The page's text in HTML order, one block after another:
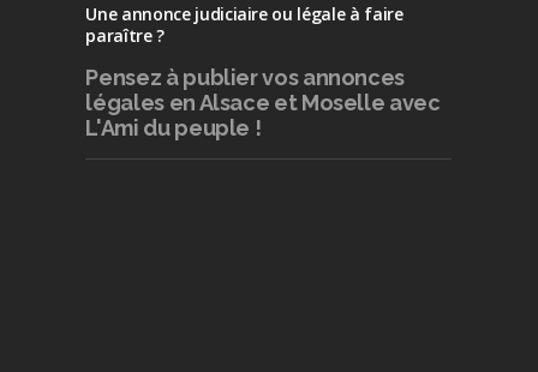
Une annonce judiciaire ou légale à faire
paraître ?
Pensez à publiervos annonces
légales en Alsace et Moselle avec
L'Ami du peuple !